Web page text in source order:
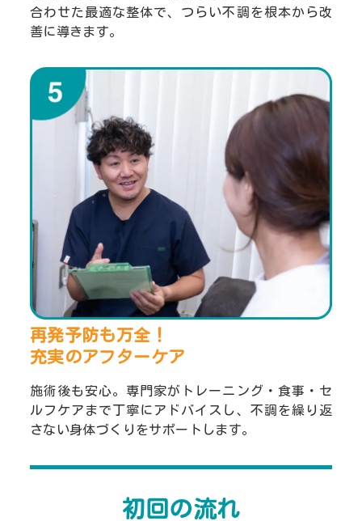
合わせた最適な整体で、つらい不調を根本から改
善に導きます。
再発予防も万全！
充実のアフターケア
施術後も安心。専門家がトレーニング・食事・セ
ルフケアまで丁寧にアドバイスし、不調を繰り返
さない身体づくりをサポートします。
初回の流れ